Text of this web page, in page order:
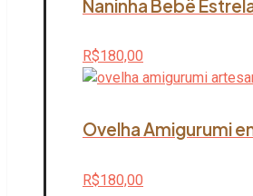
Naninha Bebê
R$180,00
Ovelha Amigurumi
R$180,00